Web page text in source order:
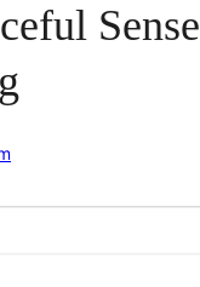
Sense